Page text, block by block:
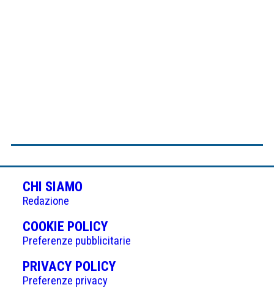
CHI SIAMO
Redazione
COOKIE POLICY(APRE
IN
UNA
NUOVA
Preferenze pubblicitarie
PRIVACY POLICY(APRE
Preferenze privacy